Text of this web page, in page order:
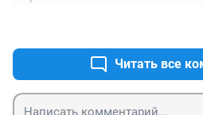
Читать все